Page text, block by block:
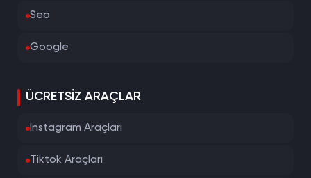
Seo
Google
ÜCRETSIZ ARAÇLAR
İnstagram Araçları
Tiktok Araçları